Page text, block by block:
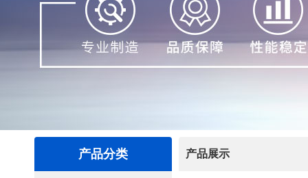
产品分类 产品展示